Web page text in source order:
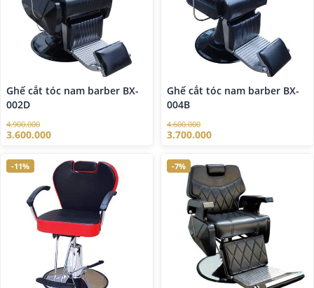
Ghế cắt tóc nam barber BX-
002D
4.900.000
3.600.000
Ghế cắt tóc nam barber BX-
004B
4.600.000
3.700.000
-11% -7%